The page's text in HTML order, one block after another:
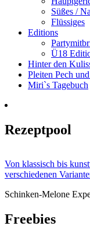
Süßes /
Flüssiges
Editions
Ü18
Hinter den
Pleiten Pech
Miri`s Tagebuch
Rezeptpool
Von klassisch bis
verschiedenen
Schinken-Melone
Freebies